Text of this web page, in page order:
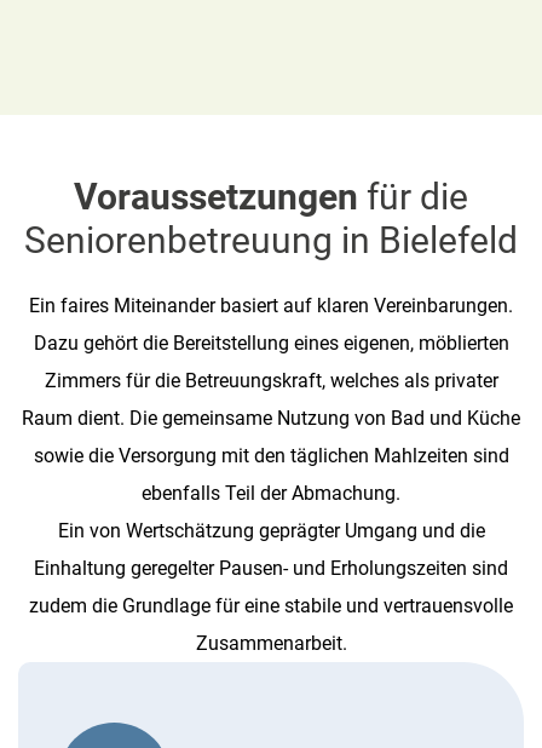
Voraussetzungen für die
Seniorenbetreuung in Bielefeld
Ein faires Miteinander basiert auf klaren Vereinbarungen.
Dazu gehört die Bereitstellung eines eigenen, möblierten
Zimmers für die Betreuungskraft, welches als privater
Raum dient. Die gemeinsame Nutzung von Bad und Küche
sowie die Versorgung mit den täglichen Mahlzeiten sind
ebenfalls Teil der Abmachung.
Ein von Wertschätzung geprägter Umgang und die
Einhaltung geregelter Pausen- und Erholungszeiten sind
zudem die Grundlage für eine stabile und vertrauensvolle
Zusammenarbeit.